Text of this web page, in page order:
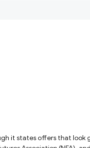
it states offers that